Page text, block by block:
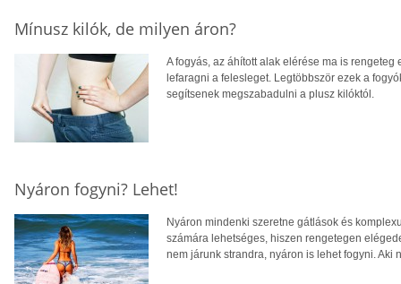
Mínusz kilók, de milyen áron?
A fogyás, az áhított alak elérése ma is
lefaragni a felesleget. Legtöbbször ezek a
segítsenek megszabadulni a plusz kilóktól.
Nyáron fogyni? Lehet!
Nyáron mindenki szeretne gátlások és
számára lehetséges, hiszen rengetegen
nem járunk strandra, nyáron is lehet fogyni. Aki